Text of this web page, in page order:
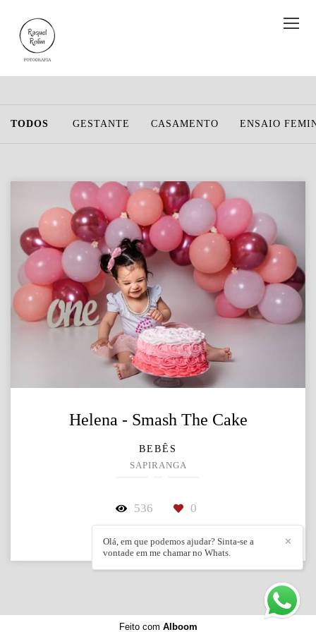
TODOS GESTANTE CASAMENTO ENSAIO
Helena - Smash The Cake
BEBÊS
SAPIRANGA
536 0
✕
Olá, em que podemos ajudar? Sinta-se a
vontade em me chamar no Whats.
Feito com Alboom